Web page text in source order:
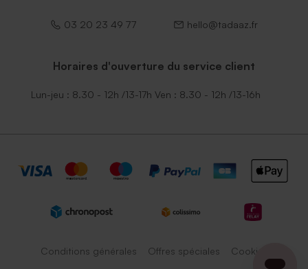
03 20 23 49 77 hello@tadaaz.fr
Horaires d'ouverture du service client
Lun-jeu : 8.30 - 12h /13-17h Ven : 8.30 - 12h /13-16h
Conditions générales Offres spéciales Cookies